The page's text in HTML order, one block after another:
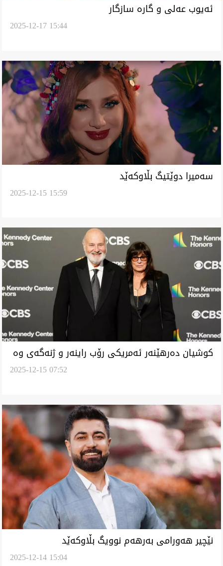
‏ئەیوب عەلی و گارە سازگار
2025-12-17 15:44
‏سەمیرا دوێتیگ بڵاوکەێد
2025-12-15 15:59
کوشیان دەرهێنەر ئەمریکی رۆب راينەر و ژنەگەی وە
2025-12-15 07:52
‏نێچیر هەورامی بەرهەم نوویگ بڵاوکەێد
2025-12-14 15:04